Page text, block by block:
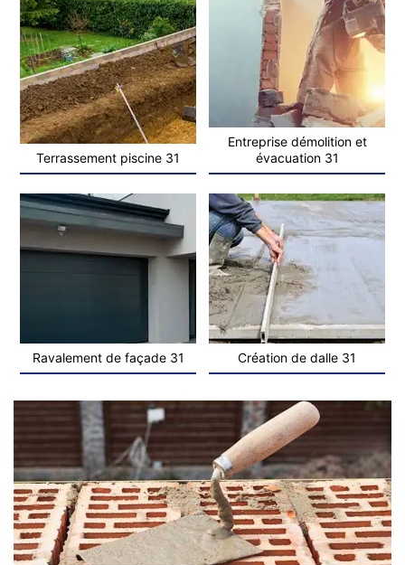
Terrassement piscine 31
Entreprise démolition et
évacuation 31
Ravalement de façade 31 Création de dalle 31